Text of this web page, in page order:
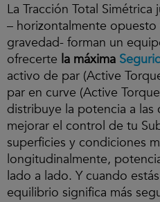
La Tracción Total Simétrica
– horizontalmente
gravedad- forman un
ofrecerte la máxima
activo de par (Active
par en curve (Active
distribuye la potencia a las
mejorar el control de tu
superficies y condiciones
longitudinalmente,
lado a lado. Y cuando
equilibrio significa más